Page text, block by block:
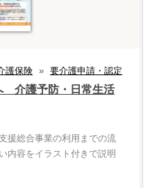
護保険 » 要介護申請・認定
介護予防・日常生活
援総合事業の利用までの流
内容をイラスト付きで説明